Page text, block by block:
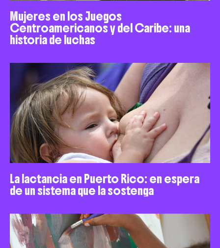
Mujeres en los Juegos
Centroamericanos y del Caribe: una
historia de luchas
La lactancia en Puerto Rico: en espera
de un sistema que la sostenga